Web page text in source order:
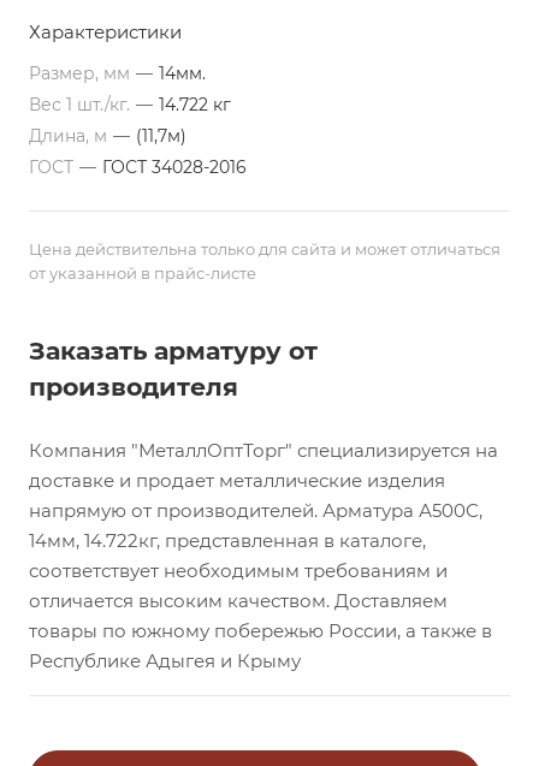
Характеристики
Размер, мм — 14мм.
Вес 1 шт./кг. — 14.722 кг
Длина, м — (11,7м)
ГОСТ — ГОСТ 34028-2016
Цена действительна только для сайта и может отличаться
от указанной в прайс-листе
Заказать арматуру от
производителя
Компания "МеталлОптТорг" специализируется на
доставке и продает металлические изделия
напрямую от производителей. Арматура А500С,
14мм, 14.722кг, представленная в каталоге,
соответствует необходимым требованиям и
отличается высоким качеством. Доставляем
товары по южному побережью России, а также в
Республике Адыгея и Крыму